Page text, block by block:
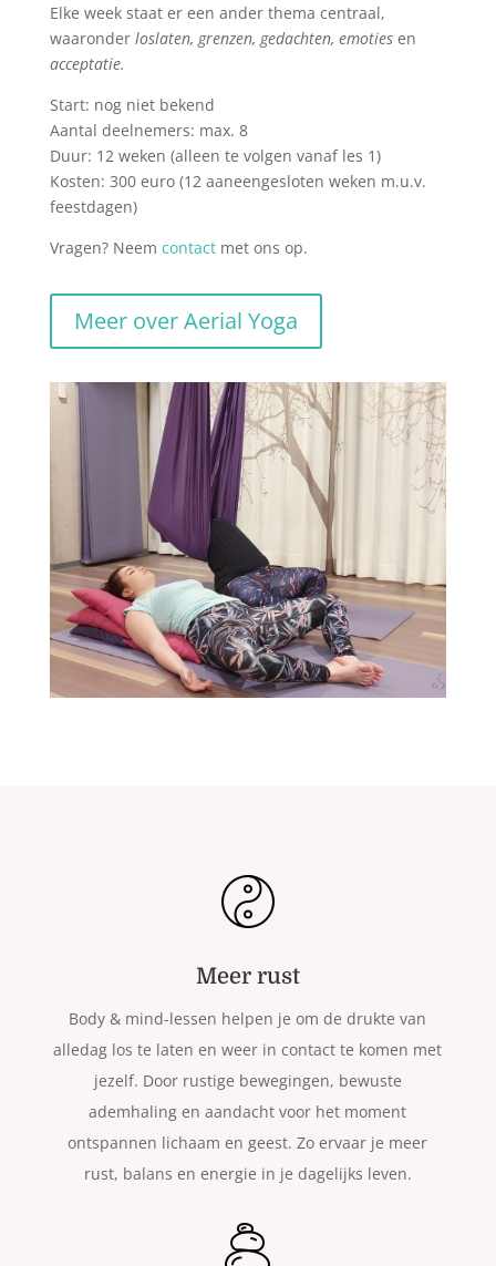
Elke week staat er een ander thema centraal,
waaronder loslaten, grenzen, gedachten, emoties en
acceptatie.
Start: nog niet bekend
Aantal deelnemers: max. 8
Duur: 12 weken (alleen te volgen vanaf les 1)
Kosten: 300 euro (12 aaneengesloten weken m.u.v.
feestdagen)
Vragen? Neem contactmet ons op.
Meer over Aerial Yoga
Meer rust
Body & mind-lessen helpen je om de drukte van
alledag los te laten en weer in contact te komen met
jezelf. Door rustige bewegingen, bewuste
ademhaling en aandacht voor het moment
ontspannen lichaam en geest. Zo ervaar je meer
rust, balans en energie in je dagelijks leven.